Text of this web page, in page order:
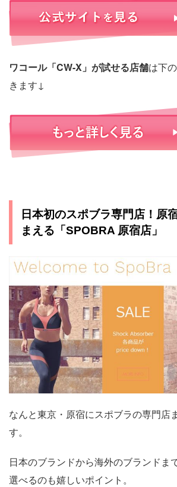
ワコール「CW-X」が試せる店舗は下
きます↓
日本初のスポブラ専門店！原
まえる「SPOBRA 原宿店」
なんと東京・原宿にスポブラの専門店
す。
日本のブランドから海外のブランドま
選べるのも嬉しいポイント。